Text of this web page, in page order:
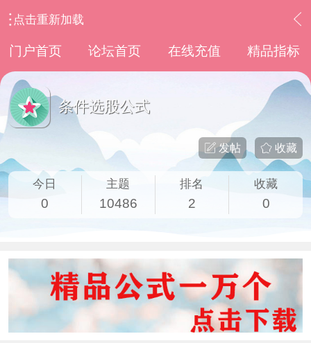
点击重新加载
门户首页 论坛首页 在线充值 精品指标
条件选股公式
收藏
发帖
今日
0
主题
10486
排名
2
收藏
0